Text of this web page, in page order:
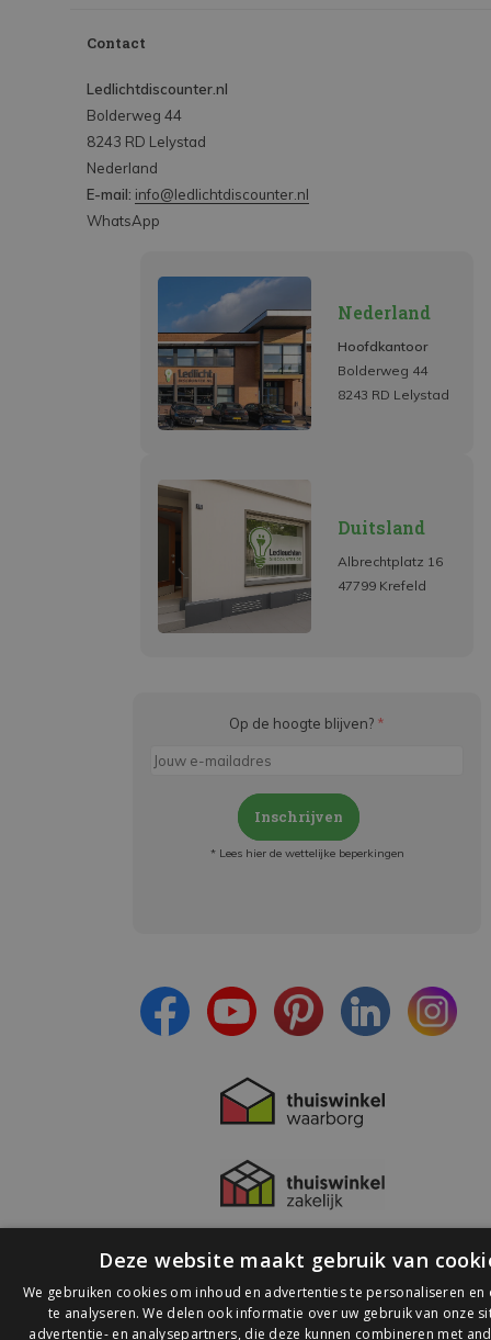
Contact
Ledlichtdiscounter.nl
Bolderweg 44
8243 RD Lelystad
Nederland
E-mail: info@ledlichtdiscounter.nl
WhatsApp
Nederland
Hoofdkantoor
Bolderweg 44
8243 RD Lelystad
Duitsland
Albrechtplatz 16
47799 Krefeld
Op de hoogte blijven? *
Inschrijven
* Lees hier de wettelijke beperkingen
Deze website maakt gebruik van
We gebruiken cookies om inhoud en advertenties te personaliseren en
te analyseren. We delen ook informatie over uw gebruik van onze
advertentie- en analysepartners, die deze kunnen combineren met